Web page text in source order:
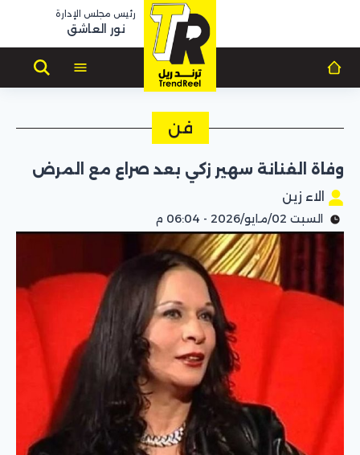
رئيس مجلس الإدارة
نور العاشق
فن
وفاة الفنانة سهير زكي بعد صراع مع المرض
الاء زين
السبت 02/مايو/2026 - 06:04 م